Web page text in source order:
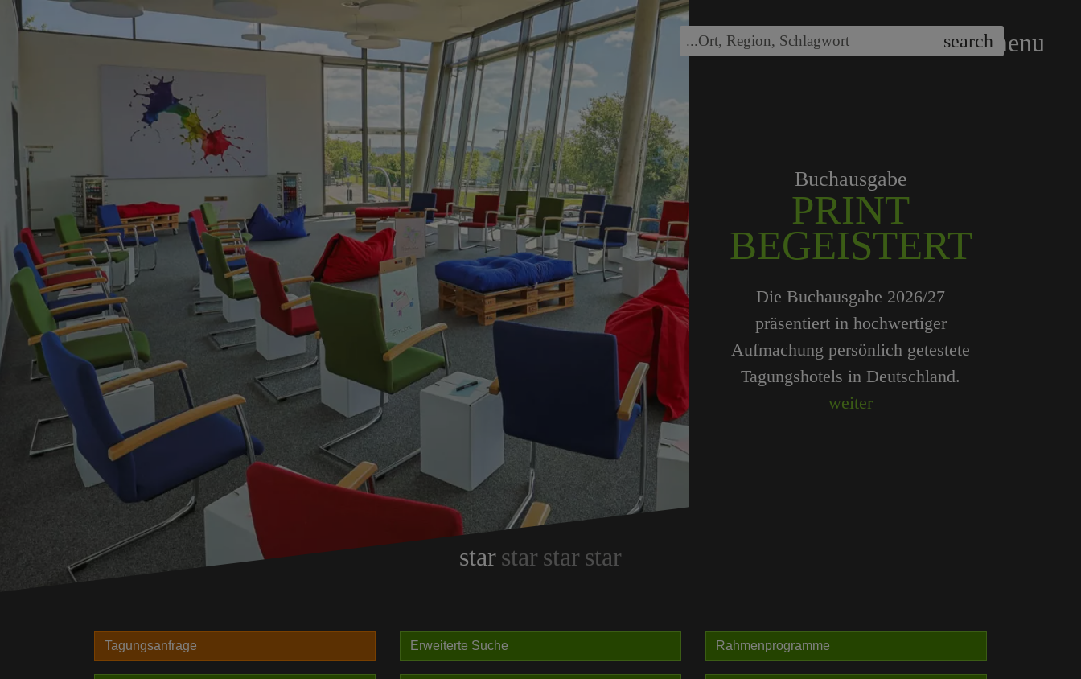
...Ort, Region, Schlagwort searchmenu
starstar star star
Tagungshotels
Unser Redaktionsteam empfiehlt
250 Tagungshotels, die persönlich
vor Ort geprüft wurden.
Beliebte Suchlisten
Tagungsanfrage Erweiterte Suche Rahmenprogramme